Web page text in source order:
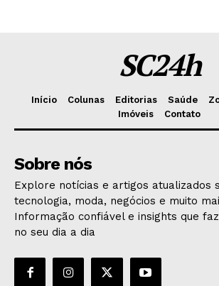
SC24h
Início Colunas Editorias Saúde
Imóveis
Contato
Sobre nós
Explore notícias e artigos atualizados
tecnologia, moda, negócios e muito
Informação confiável e insights que
no seu dia a dia